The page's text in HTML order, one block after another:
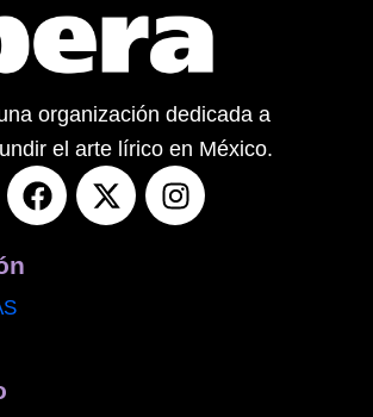
organización dedicada a
el arte lírico en México.
F
a
X
-
I
n